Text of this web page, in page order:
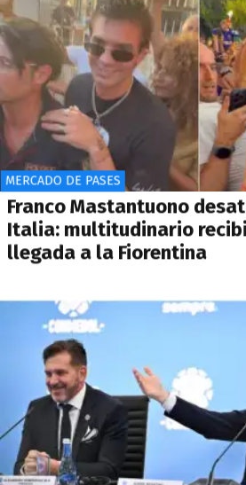
MERCADO DE PASES
Franco Mastantuono
Italia: multitudinario
llegada a la Fiorentina